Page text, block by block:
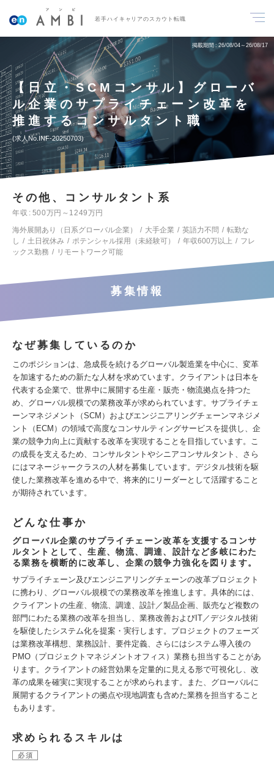
若手ハイキャリアのスカウト転職
掲載期間 26/08/04～26/08/17
【日立・SCMコンサル】グローバ
ル企業のサプライチェーン改革を
推進するコンサルタント職
求人No.INF-20250703
その他、コンサルタント系
年収
500万円～1249万円
海外展開あり（日系グローバル企業）
大手企業 英語力不問
転勤な
し
土日祝休み ポテンシャル採用（未経験可） 年収600万以上
フレ
ックス勤務
リモートワーク可能
募集情報
なぜ募集しているのか
このポジションは、急成長を続けるグローバル製造業を中心に、変革
を加速するための新たな人材を求めています。クライアントは日本を
代表する企業で、世界中に展開する生産・販売・物流拠点を持つた
め、グローバル規模での業務改革が求められています。サプライチェ
ーンマネジメント（SCM）およびエンジニアリングチェーンマネジメ
ント（ECM）の領域で高度なコンサルティングサービスを提供し、企
業の競争力向上に貢献する改革を実現することを目指しています。こ
の成長を支えるため、コンサルタントやシニアコンサルタント、さら
にはマネージャークラスの人材を募集しています。デジタル技術を駆
使した業務改革を進める中で、将来的にリーダーとして活躍すること
が期待されています。
どんな仕事か
グローバル企業のサプライチェーン改革を支援するコンサ
ルタントとして、生産、物流、調達、設計など多岐にわた
る業務を横断的に改革し、企業の競争力強化を図ります。
サプライチェーン及びエンジニアリングチェーンの改革プロジェクト
に携わり、グローバル規模での業務改革を推進します。具体的には、
クライアントの生産、物流、調達、設計／製品企画、販売など複数の
部門にわたる業務の改革を担当し、業務改善およびIT／デジタル技術
を駆使したシステム化を提案・実行します。プロジェクトのフェーズ
は業務改革構想、業務設計、要件定義、さらにはシステム導入後の
PMO（プロジェクトマネジメントオフィス）業務も担当することがあ
ります。クライアントの経営効果を定量的に見える形で可視化し、改
革の成果を確実に実現することが求められます。また、グローバルに
展開するクライアントの拠点や現地調査も含めた業務を担当すること
もあります。
求められるスキルは
必須